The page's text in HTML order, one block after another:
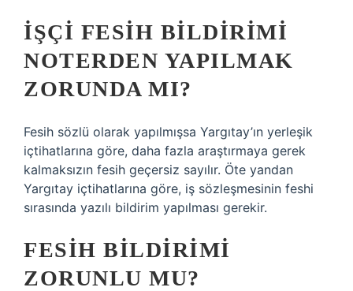
İŞÇI FESIH BILDIRIMI
NOTERDEN YAPILMAK
ZORUNDA MI?
Fesih sözlü olarak yapılmışsa Yargıtay’ın yerleşik
içtihatlarına göre, daha fazla araştırmaya gerek
kalmaksızın fesih geçersiz sayılır. Öte yandan
Yargıtay içtihatlarına göre, iş sözleşmesinin feshi
sırasında yazılı bildirim yapılması gerekir.
FESIH BILDIRIMI
ZORUNLU MU?